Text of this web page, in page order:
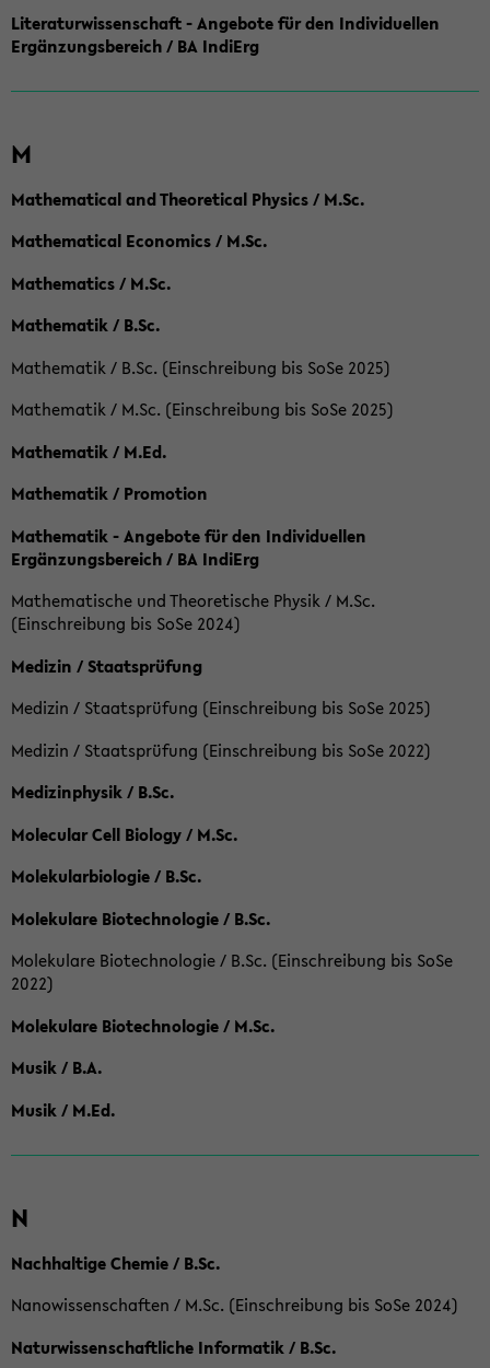
Literaturwissenschaft - Angebote für den Individuellen
Ergänzungsbereich / BA IndiErg
M
Mathematical and Theoretical Physics / M.Sc.
Mathematical Economics / M.Sc.
Mathematics / M.Sc.
Mathematik / B.Sc.
Mathematik / B.Sc. (Einschreibung bis SoSe 2025)
Mathematik / M.Sc. (Einschreibung bis SoSe 2025)
Mathematik / M.Ed.
Mathematik / Promotion
Mathematik - Angebote für den Individuellen
Ergänzungsbereich / BA IndiErg
Mathematische und Theoretische Physik / M.Sc.
(Einschreibung bis SoSe 2024)
Medizin / Staatsprüfung
Medizin / Staatsprüfung (Einschreibung bis SoSe 2025)
Medizin / Staatsprüfung (Einschreibung bis SoSe 2022)
Medizinphysik / B.Sc.
Molecular Cell Biology / M.Sc.
Molekularbiologie / B.Sc.
Molekulare Biotechnologie / B.Sc.
Molekulare Biotechnologie / B.Sc. (Einschreibung bis SoSe
2022)
Molekulare Biotechnologie / M.Sc.
Musik / B.A.
Musik / M.Ed.
N
Nachhaltige Chemie / B.Sc.
Nanowissenschaften / M.Sc. (Einschreibung bis SoSe 2024)
Naturwissenschaftliche Informatik / B.Sc.